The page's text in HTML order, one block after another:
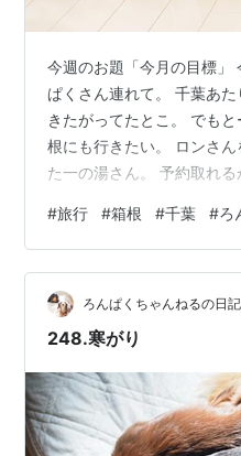
今週のお題「今月の目標」
ぱくさん連れて。 千葉あ
きたがってたとこ。 でも
根にも行きたい。 ロンさ
た一の湯さん。 予約取れ
い。 ばーちゃんの一周忌。
行って線香あげたい。 お
ったら行けないけど。 で
と遊ぶ。 季節もちょうどい
瑞穂のドッグランも開くか
#旅行 #箱根 #千葉 #ろ
ろんぱくちゃんねるの日記
248.寒がり